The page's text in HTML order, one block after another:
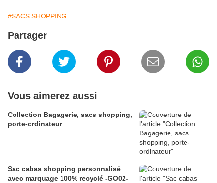
#SACS SHOPPING
Partager
Vous aimerez aussi
Collection Bagagerie, sacs shopping,
porte-ordinateur
Sac cabas shopping personnalisé
avec marquage 100% recyclé -GO02-